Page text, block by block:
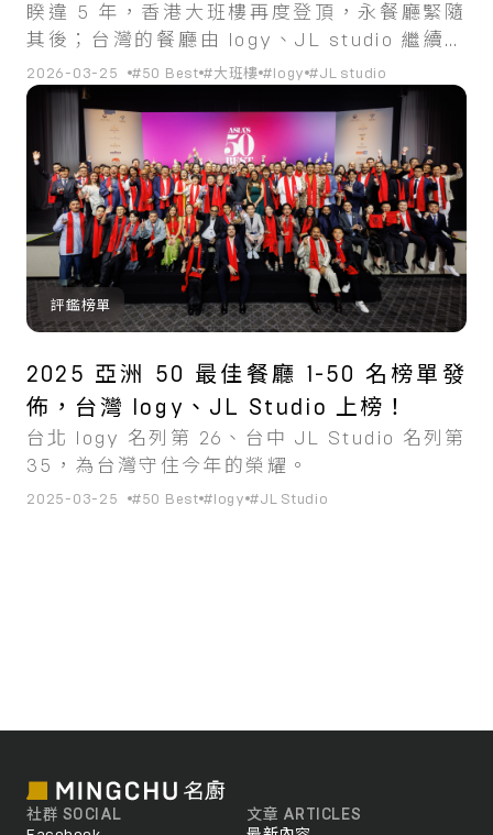
睽違 5 年，香港大班樓再度登頂，永餐廳緊隨
其後；台灣的餐廳由 logy、JL studio 繼續穩
坐前 50 名。
2026-03-25 #50 Best #大班樓 #logy #JL studio
評鑑榜單
2025 亞洲 50 最佳餐廳 1-50 名榜單發
佈，台灣 logy、JL Studio 上榜！
台北 logy 名列第 26、台中 JL Studio 名列第
35，為台灣守住今年的榮耀。
2025-03-25 #50 Best #logy #JL Studio
社群 SOCIAL
文章 ARTICLES